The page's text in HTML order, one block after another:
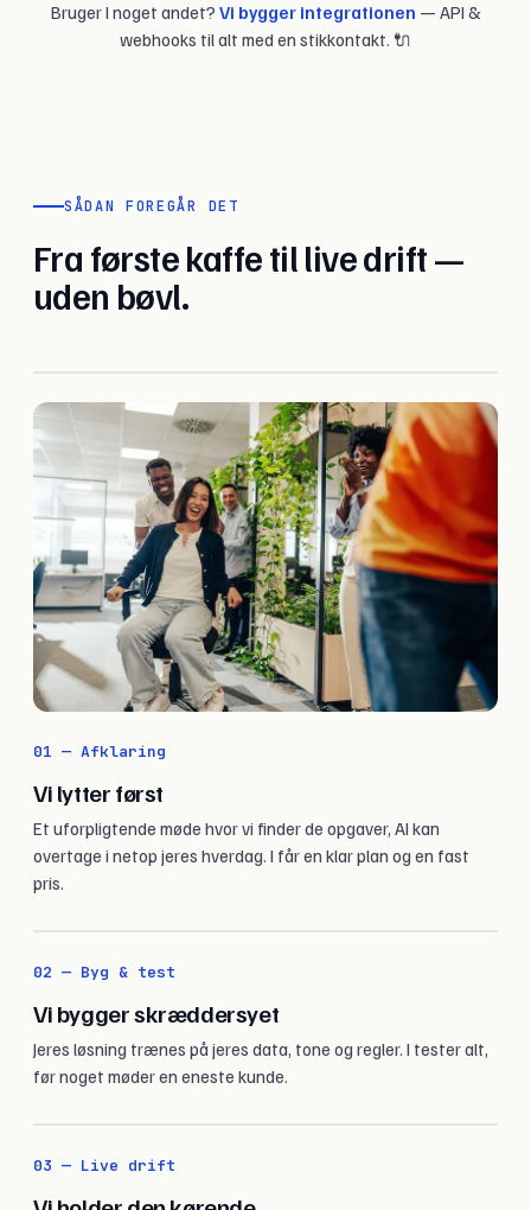
Bruger I noget andet? Vi bygger integrationen — API &
webhooks til alt med en stikkontakt. 🔌
SÅDAN FOREGÅR DET
Fra første kaffe til live drift —
uden bøvl.
01 — Afklaring
Vi lytter først
Et uforpligtende møde hvor vi finder de opgaver, AI kan
overtage i netop jeres hverdag. I får en klar plan og en fast
pris.
02 — Byg & test
Vi bygger skræddersyet
Jeres løsning trænes på jeres data, tone og regler. I tester alt,
før noget møder en eneste kunde.
03 — Live drift